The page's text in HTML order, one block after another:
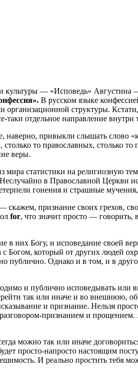
— «Исповедь» Августина
В русском языке
структуры.
отдельное направление
привыкли слышать слово
то православных, столько
веры.
статистики на религиозную
в Православной Церкви
гонения и страшные
скажем, признание своих грехов,
for, что значит просто — говорить,
них Богу, и исповедание своей
который от других людей
публично. Однако и в том, и в
и публично исповедывать или
так или иначе и во внешнюю,
и признание. Нельзя
признанием и прощением.
можно так или иначе
просто-напросто настоящим
И реально простить тебя